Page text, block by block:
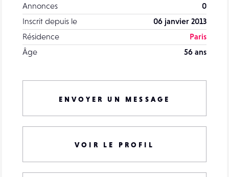
Annonces
0
Inscrit depuis le
06 janvier 2013
Résidence
Paris
Âge
56 ans
ENVOYER UN MESSAGE
VOIR LE PROFIL